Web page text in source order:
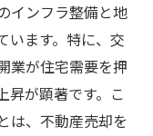
インフラ整備と地
います。特に、交
業が住宅需要を押
昇が顕著です。こ
は、不動産売却を